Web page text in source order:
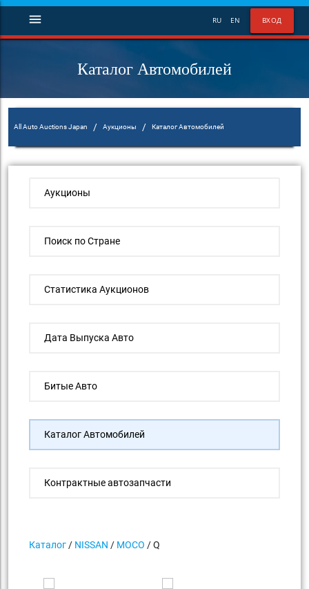
ВХОД
RU EN
menu
Каталог Автомобилей
All Auto Auctions Japan / Аукционы / Каталог Автомобилей
Аукционы
Поиск по Стране
Статистика Аукционов
Дата Выпуска Авто
Битые Авто
Каталог Автомобилей
Контрактные автозапчасти
Каталог / NISSAN / MOCO / Q